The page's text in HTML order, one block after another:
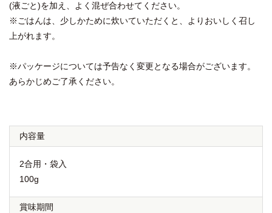
(液ごと)を加え、よく混ぜ合わせてください。
※ごはんは、少しかために炊いていただくと、よりおいしく召し
上がれます。
※パッケージについては予告なく変更となる場合がございます。
あらかじめご了承ください。
内容量
2合用・袋入
100g
賞味期間